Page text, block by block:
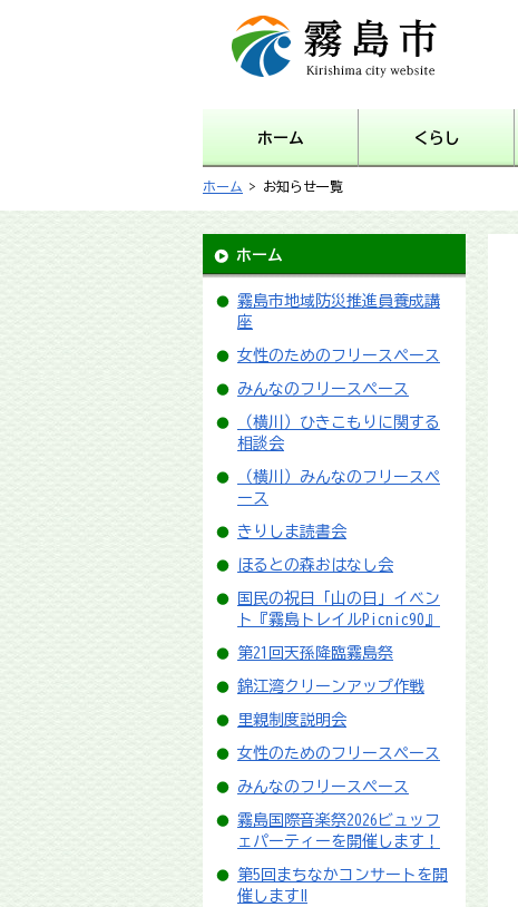
霧島市 Kirishima city
website
ホーム くらし
ホーム > お知らせ一覧
ホーム
霧島市地域防災推進員養成講
座
女性のためのフリースペース
みんなのフリースペース
（横川）ひきこもりに関する
相談会
（横川）みんなのフリースペ
ース
きりしま読書会
ほるとの森おはなし会
国民の祝日「山の日」イベン
ト『霧島トレイルPicnic90』
第21回天孫降臨霧島祭
錦江湾クリーンアップ作戦
里親制度説明会
女性のためのフリースペース
みんなのフリースペース
霧島国際音楽祭2026ビュッフ
ェパーティーを開催します！
第5回まちなかコンサートを開
催します‼